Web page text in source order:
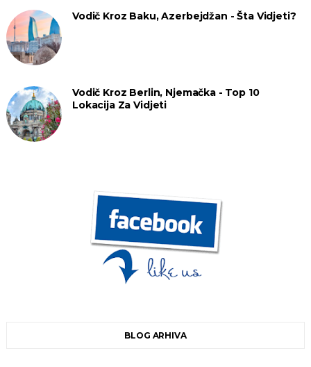
Vodič Kroz Baku, Azerbejdžan - Šta Vidjeti?
Vodič Kroz Berlin, Njemačka - Top 10
Lokacija Za Vidjeti
BLOG ARHIVA